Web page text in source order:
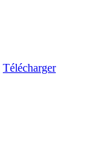
Télécharger